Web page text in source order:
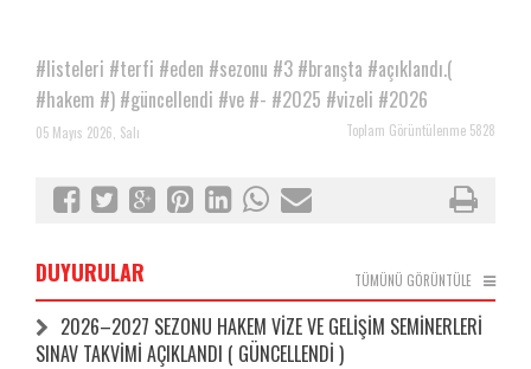
#listeleri #terfi #eden #sezonu #3 #branşta #açıklandı.(
#hakem #) #güncellendi #ve #- #2025 #vizeli #2026
Toplam Görüntülenme 5828
05 Mayıs 2026, Salı
TÜMÜNÜ GÖRÜNTÜLE
DUYURULAR
2026–2027 SEZONU HAKEM VİZE VE GELİŞİM SEMİNERLERİ
SINAV TAKVİMİ AÇIKLANDI ( GÜNCELLENDİ )